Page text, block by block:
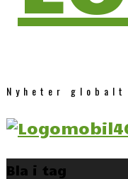
Nyheter
Bla i tag